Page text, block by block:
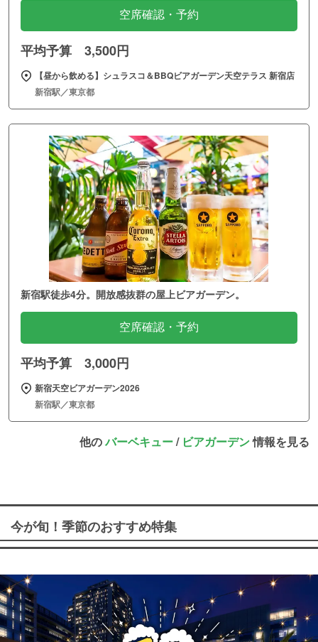
空席確認・予約
平均予算 3,500円
【昼から飲める】シュラスコ＆BBQビアガーデン天空テラス 新宿店
新宿駅／東京都
新宿駅徒歩4分。開放感抜群の屋上ビアガーデン。
空席確認・予約
平均予算 3,000円
新宿天空ビアガーデン2026
新宿駅／東京都
他のバーベキュー/ ビアガーデン情報を見る
今が旬！季節のおすすめ特集